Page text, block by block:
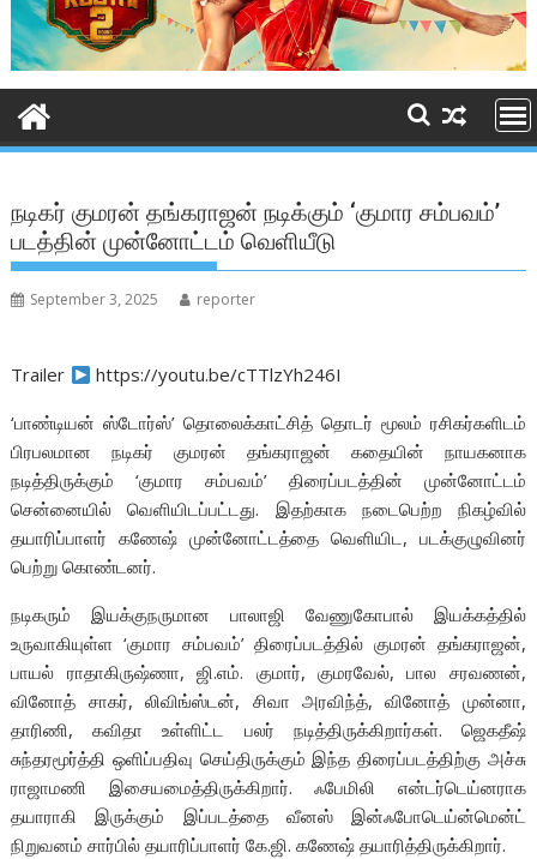
நடிகர் குமரன் தங்கராஜன் நடிக்கும் ‘குமார சம்பவம்’
படத்தின் முன்னோட்டம் வெளியீடு
September 3, 2025 reporter
Trailer
https://youtu.be/cTTlzYh246I
‘பாண்டியன் ஸ்டோர்ஸ்’ தொலைக்காட்சித் தொடர் மூலம் ரசிகர்களிடம்
பிரபலமான நடிகர் குமரன் தங்கராஜன் கதையின் நாயகனாக
நடித்திருக்கும் ‘குமார சம்பவம்’ திரைப்படத்தின் முன்னோட்டம்
சென்னையில் வெளியிடப்பட்டது. இதற்காக நடைபெற்ற நிகழ்வில்
தயாரிப்பாளர் கணேஷ் முன்னோட்டத்தை வெளியிட, படக்குழுவினர்
பெற்று கொண்டனர்.
நடிகரும் இயக்குநருமான பாலாஜி வேணுகோபால் இயக்கத்தில்
உருவாகியுள்ள ‘குமார சம்பவம்’ திரைப்படத்தில் குமரன் தங்கராஜன்,
பாயல் ராதாகிருஷ்ணா, ஜி.எம். குமார், குமரவேல், பால சரவணன்,
வினோத் சாகர், லிவிங்ஸ்டன், சிவா அரவிந்த், வினோத் முன்னா,
தாரிணி, கவிதா உள்ளிட்ட பலர் நடித்திருக்கிறார்கள். ஜெகதீஷ்
சுந்தரமூர்த்தி ஒளிப்பதிவு செய்திருக்கும் இந்த திரைப்படத்திற்கு அச்சு
ராஜாமணி இசையமைத்திருக்கிறார். ஃபேமிலி என்டர்டெய்னராக
தயாராகி இருக்கும் இப்படத்தை வீனஸ் இன்ஃபோடெய்ன்மென்ட்
நிறுவனம் சார்பில் தயாரிப்பாளர் கே.ஜி. கணேஷ் தயாரித்திருக்கிறார்.